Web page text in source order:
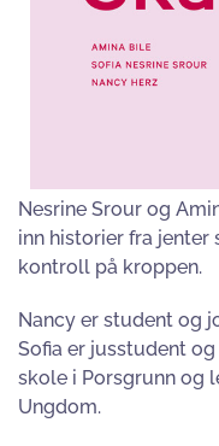
Nesrine Srour og
inn historier fra
kontroll på kroppen.
Nancy er student og
Sofia er jusstudent
skole i Porsgrunn og
Ungdom.